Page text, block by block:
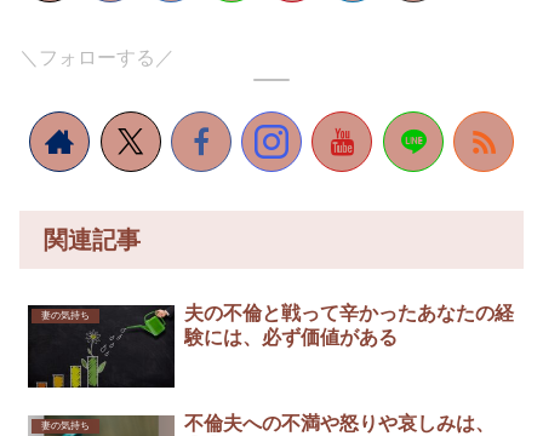
＼フォローする／
関連記事
妻の気持ち
夫の不倫と戦って辛かったあなたの経
験には、必ず価値がある
妻の気持ち
不倫夫への不満や怒りや哀しみは、